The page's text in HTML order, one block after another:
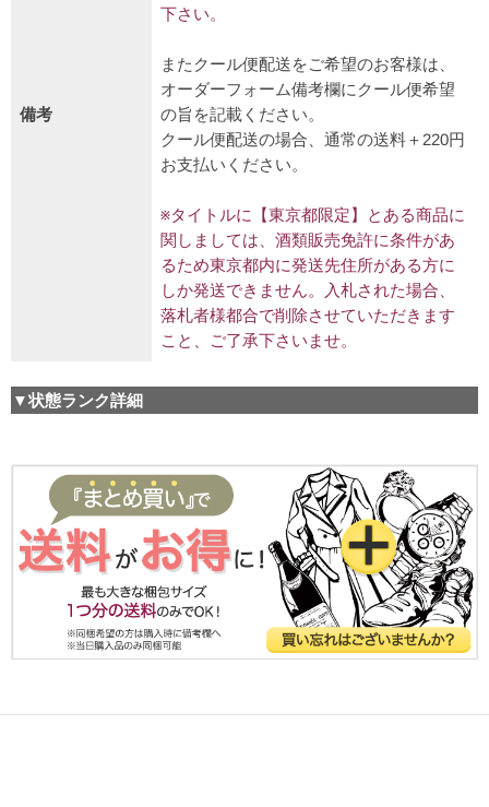
備考
下さい。
またクール便配送をご希望のお客様は、
オーダーフォーム備考欄にクール便希望
の旨を記載ください。
クール便配送の場合、通常の送料＋220円
お支払いください。
※タイトルに【東京都限定】とある商品に
関しましては、酒類販売免許に条件があ
るため東京都内に発送先住所がある方に
しか発送できません。入札された場合、
落札者様都合で削除させていただきます
こと、ご了承下さいませ。
▼状態ランク詳細